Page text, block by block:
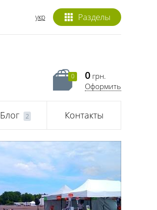
Разделы
укр
0 0 грн.
Оформить
Блог 2 Контакты